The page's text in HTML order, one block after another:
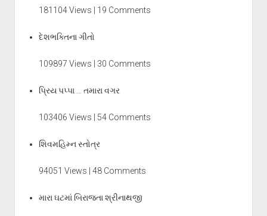
181104 Views | 19 Comments
દેશભક્તિના ગીતો
109897 Views | 30 Comments
પ્રિય પપ્પા … તમારા વગર
103406 Views | 54 Comments
શિવમહિમ્ન સ્તોત્ર
94051 Views | 48 Comments
મારા ઘટમાં બિરાજતા શ્રીનાથજી